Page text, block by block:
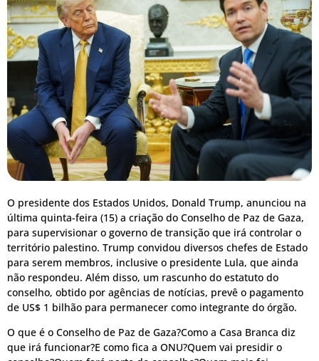
O presidente dos Estados Unidos, Donald Trump, anunciou na
última quinta-feira (15) a criação do Conselho de Paz de Gaza,
para supervisionar o governo de transição que irá controlar o
território palestino. Trump convidou diversos chefes de Estado
para serem membros, inclusive o presidente Lula, que ainda
não respondeu. Além disso, um rascunho do estatuto do
conselho, obtido por agências de notícias, prevê o pagamento
de US$ 1 bilhão para permanecer como integrante do órgão.
O que é o Conselho de Paz de Gaza?Como a Casa Branca diz
que irá funcionar?E como fica a ONU?Quem vai presidir o